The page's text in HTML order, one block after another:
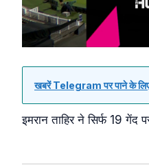
खबरें Telegram पर पाने के
इमरान ताहिर ने सिर्फ 19